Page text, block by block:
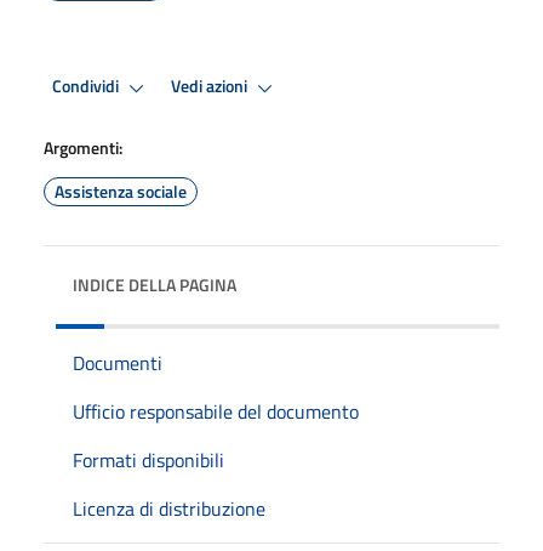
Condividi Vedi azioni
Argomenti:
Assistenza sociale
INDICE DELLA PAGINA
Documenti
Ufficio responsabile del documento
Formati disponibili
Licenza di distribuzione